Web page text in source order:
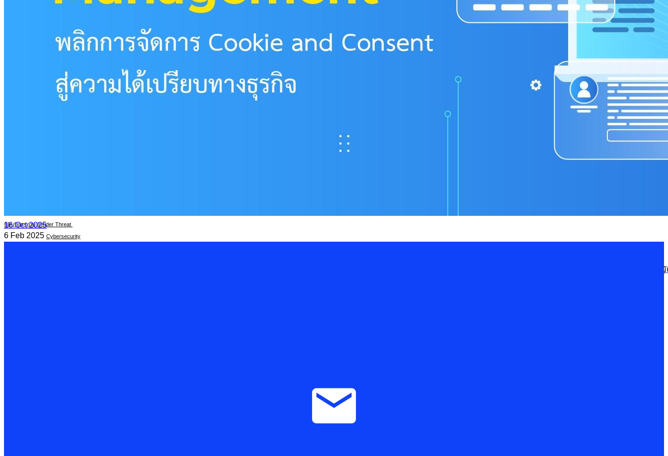
16 Oct 2025
ในยุคดิจิทัลที่ “ข้อมูล” คือทรัพยากรสำคัญของทุกองค์กร การคุ้มครองข้อมูลส่วนบุคคลจึงไม่ใช่เพียงเรื่องของการปฏิบัติตามกฎหมาย แต่คือหัวใจของการสร้าง “ความไว้วางใจ” ระหว่างองค์กรกับลูกค้า พระราช
PDPA Privacy Management: พลิกการจัดการ Cookie & Consent สู่ความได้เปรียบทางธุรกิจ
Romance Scam รักหลอกๆ ปอกลอกเสียหายพุ่งเป็นพันล้าน
Cybersecurity
รู้จักภัยคุกคาม Insider Threat
6 Feb 2025 Cybersecurity